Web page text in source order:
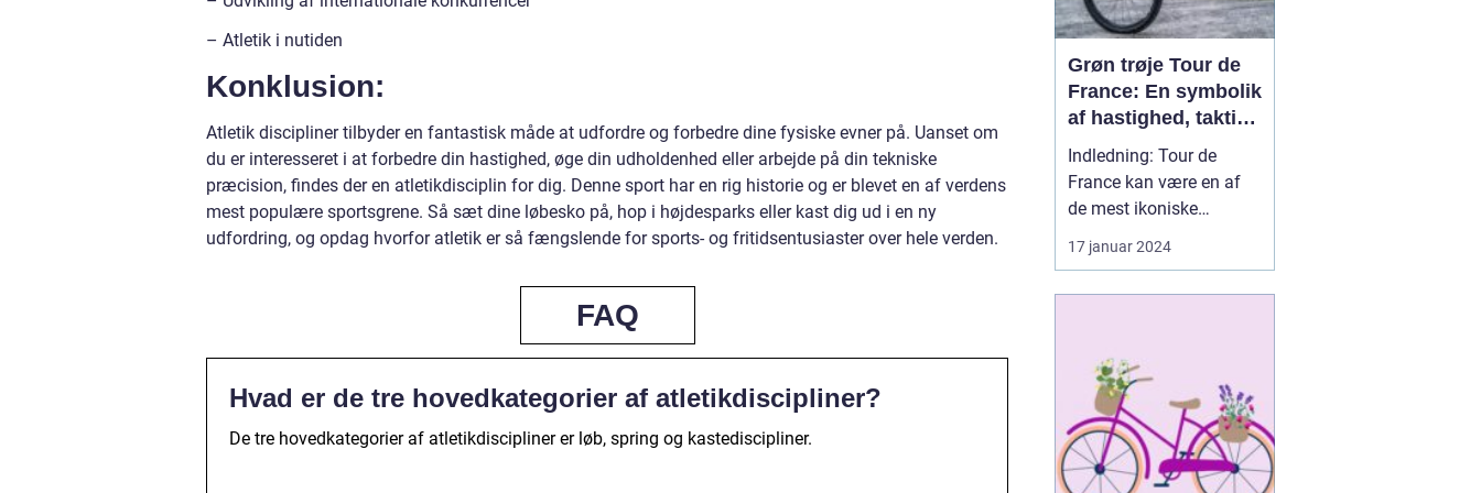
– Atletik i nutiden
Konklusion:
Atletik discipliner tilbyder en fantastisk måde at udfordre og forbedre dine fysiske evner på. Uanset om
du er interesseret i at forbedre din hastighed, øge din udholdenhed eller arbejde på din tekniske
præcision, findes der en atletikdisciplin for dig. Denne sport har en rig historie og er blevet en af verdens
mest populære sportsgrene. Så sæt dine løbesko på, hop i højdesparks eller kast dig ud i en ny
udfordring, og opdag hvorfor atletik er så fængslende for sports- og fritidsentusiaster over hele verden.
FAQ
Hvad er de tre hovedkategorier af atletikdiscipliner?
De tre hovedkategorier af atletikdiscipliner er løb, spring og kastediscipliner.
Grøn trøje Tour de
France: En symbolik
af hastighed, taktik
og udholdenhed
Indledning: Tour de
France kan være en af
de mest ikoniske
cykelløb i verden, og
med dette fantastiske
er den eftertragtede
"grøn trøje Tour de
France" et symbol på
hastighed...
17 januar 2024